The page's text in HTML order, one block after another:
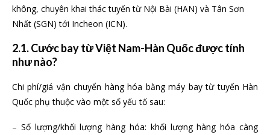
không, chuyên khai thác tuyến từ Nội Bài (HAN) và Tân Sơn
Nhất (SGN) tới Incheon (ICN).
2.1. Cước bay từ Việt Nam-Hàn Quốc được tính
như nào?
Chi phí/giá vận chuyển hàng hóa bằng máy bay từ tuyến Hàn
Quốc phụ thuộc vào một số yếu tố sau:
– Số lượng/khối lượng hàng hóa: khối lượng hàng hóa càng